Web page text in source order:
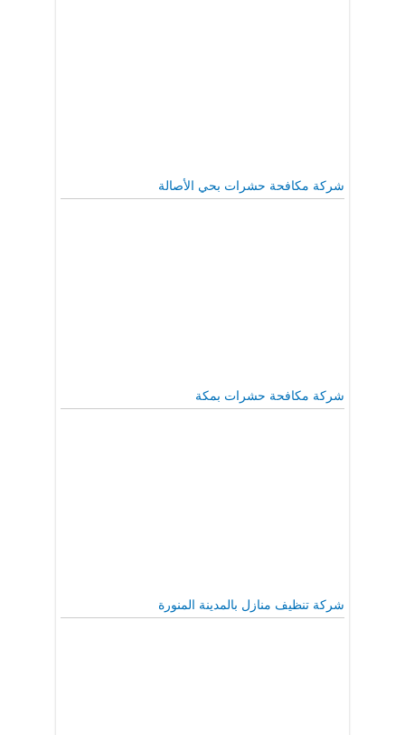
شركة مكافحة حشرات بحي الأصالة
شركة مكافحة حشرات بمكة
شركة تنظيف منازل بالمدينة المنورة